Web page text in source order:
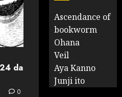
da
0
Ascendance of
bookworm
Ohana
Veil
Aya Kanno
Junji ito